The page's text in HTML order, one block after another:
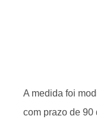
A medida foi
com prazo de 90